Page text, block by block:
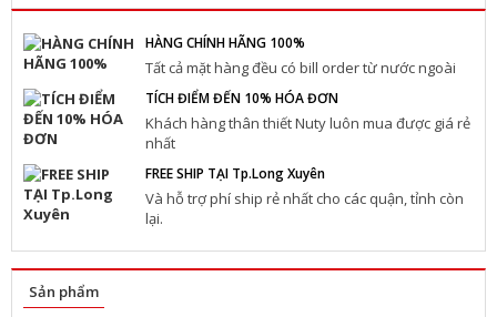
HÀNG CHÍNH HÃNG 100%
Tất cả mặt hàng đều có bill order từ nước ngoài
TÍCH ĐIỂM ĐẾN 10% HÓA ĐƠN
Khách hàng thân thiết Nuty luôn mua được giá rẻ
nhất
FREE SHIP TẠI Tp.Long Xuyên
Và hỗ trợ phí ship rẻ nhất cho các quận, tỉnh còn
lại.
Sản phẩm